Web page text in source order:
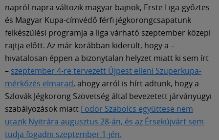
napról-napra változik magyar bajnok, Erste Liga-győztes
és Magyar Kupa-címvédő férfi jégkorongcsapatunk
felkészülési programja a liga várható szeptember közepi
rajtja előtt. Az már korábban kiderült, hogy a –
hivatalosan éppen a bizonytalan helyzet miatt ki sem írt
– szeptember 4-re tervezett Újpest elleni Szuperkupa-
mérkőzés elmarad, ahogy arról is hírt adtunk, hogy a
Szlovák Jégkorong Szövetség által bevezetett járványügyi
szabályozások miatt Fodor Szabolcs együttese nem
utazik Nyitrára augusztus 28-án, és az Érsekújvárt sem
tudja fogadni szeptember 1-jén.
Múzeum
English